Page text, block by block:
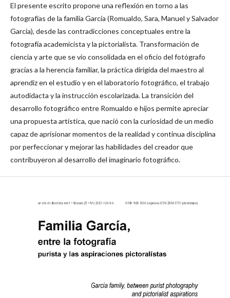
El presente escrito propone una reflexión en torno a las
fotografías de la familia García (Romualdo, Sara, Manuel y Salvador
García), desde las contradicciones conceptuales entre la
fotografía academicista y la pictorialista. Transformación de
ciencia y arte que se vio consolidada en el oficio del fotógrafo
gracias a la herencia familiar, la práctica dirigida del maestro al
aprendiz en el estudio y en el laboratorio fotográfico, el trabajo
autodidacta y la instrucción escolarizada. La transición del
desarrollo fotográfico entre Romualdo e hijos permite apreciar
una propuesta artística, que nació con la curiosidad de un medio
capaz de aprisionar momentos de la realidad y continua disciplina
por perfeccionar y mejorar las habilidades del creador que
contribuyeron al desarrollo del imaginario fotográfico.